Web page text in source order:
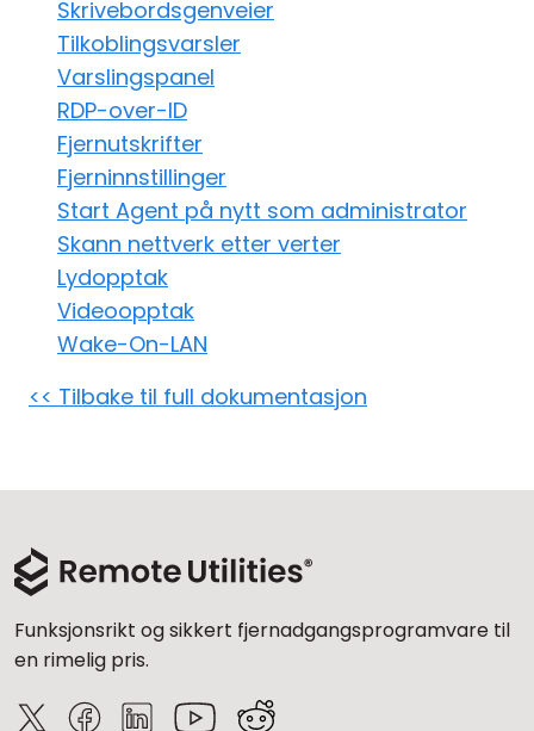
Skrivebordsgenveier
Tilkoblingsvarsler
Varslingspanel
RDP-over-ID
Fjernutskrifter
Fjerninnstillinger
Start Agent på nytt som administrator
Skann nettverk etter verter
Lydopptak
Videoopptak
Wake-On-LAN
<< Tilbake til full dokumentasjon
Funksjonsrikt og sikkert fjernadgangsprogramvare til
en rimelig pris.
Sky- og lokal installasjon